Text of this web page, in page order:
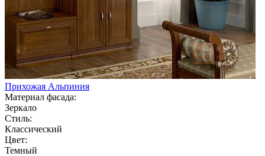
Прихожая Альпиния
Материал фасада:
Зеркало
Стиль:
Классический
Цвет:
Темный